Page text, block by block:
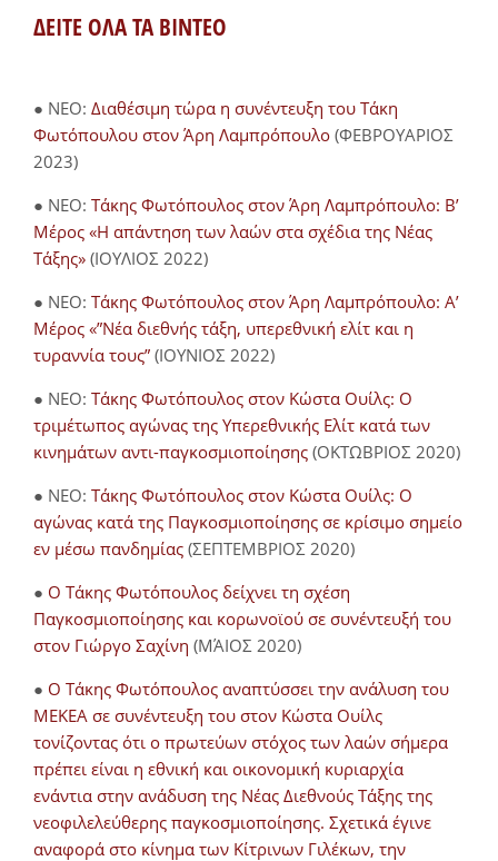
ΔΕΙΤΕ ΟΛΑ ΤΑ ΒΙΝΤΕΟ
● NEO: Διαθέσιμη τώρα η συνέντευξη του Τάκη
Φωτόπουλου στον Άρη Λαμπρόπουλο (ΦΕΒΡΟΥΑΡΙΟΣ
2023)
● NEO: Τάκης Φωτόπουλος στον Άρη Λαμπρόπουλο: Β’
Μέρος «Η απάντηση των λαών στα σχέδια της Νέας
Τάξης» (ΙΟΥΛΙΟΣ 2022)
● NEO: Τάκης Φωτόπουλος στον Άρη Λαμπρόπουλο: Α’
Μέρος «”Νέα διεθνής τάξη, υπερεθνική ελίτ και η
τυραννία τους” (ΙΟΥΝΙΟΣ 2022)
● NEO: Τάκης Φωτόπουλος στον Κώστα Ουίλς: Ο
τριμέτωπος αγώνας της Υπερεθνικής Ελίτ κατά των
κινημάτων αντι-παγκοσμιοποίησης (ΟΚΤΩΒΡΙΟΣ 2020)
● NEO: Τάκης Φωτόπουλος στον Κώστα Ουίλς: Ο
αγώνας κατά της Παγκοσμιοποίησης σε κρίσιμο σημείο
εν μέσω πανδημίας (ΣΕΠΤΕΜΒΡΙΟΣ 2020)
● Ο Τάκης Φωτόπουλος δείχνει τη σχέση
Παγκοσμιοποίησης και κορωνοϊού σε συνέντευξή του
στον Γιώργο Σαχίνη (ΜΆΙΟΣ 2020)
● O Τάκης Φωτόπουλος αναπτύσσει την ανάλυση του
ΜΕΚΕΑ σε συνέντευξη του στον Κώστα Ουίλς
τονίζοντας ότι ο πρωτεύων στόχος των λαών σήμερα
πρέπει είναι η εθνική και οικονομική κυριαρχία
ενάντια στην ανάδυση της Νέας Διεθνούς Τάξης της
νεοφιλελεύθερης παγκοσμιοποίησης. Σχετικά έγινε
αναφορά στο κίνημα των Κίτρινων Γιλέκων, την